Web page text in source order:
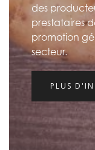
des
prestataires
promotion
secteur.
PLUS